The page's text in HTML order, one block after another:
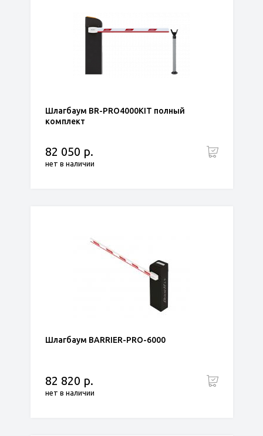
Шлагбаум BR-PRO4000KIT полный
комплект
82 050 р.
нет в наличии
Шлагбаум BARRIER-PRO-6000
82 820 р.
нет в наличии